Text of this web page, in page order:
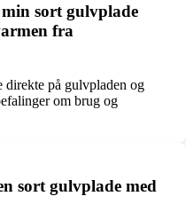
sort gulvplade
fra
direkte på gulvpladen og
om brug og
sort gulvplade med